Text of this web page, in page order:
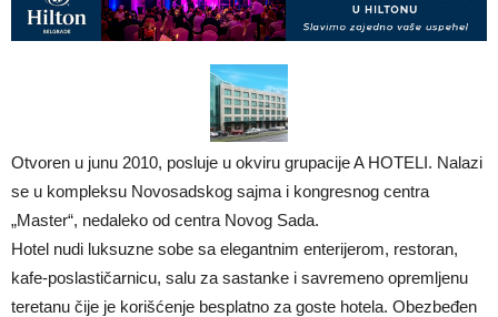
Otvoren u junu 2010, posluje u okviru grupacije A HOTELI. Nalazi
se u kompleksu Novosadskog sajma i kongresnog centra
„Master“, nedaleko od centra Novog Sada.
Hotel nudi luksuzne sobe sa elegantnim enterijerom, restoran,
kafe-poslastičarnicu, salu za sastanke i savremeno opremljenu
teretanu čije je korišćenje besplatno za goste hotela. Obezbeđen